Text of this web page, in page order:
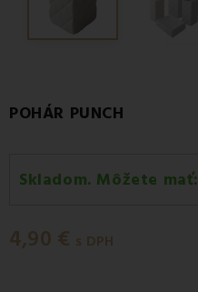
POHÁR PUNCH
Skladom. Môžete mať:
Pondelok 10.08
4,90 € s DPH